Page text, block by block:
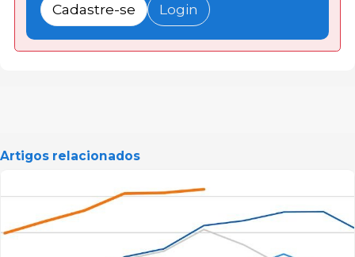
Cadastre-se Login
Artigos relacionados